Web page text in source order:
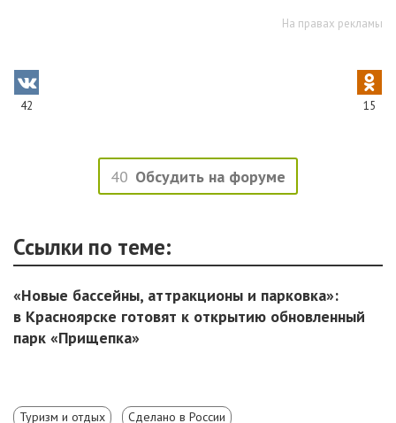
На правах рекламы
42 15
40 Обсудить на форуме
Ссылки по теме:
«Новые бассейны, аттракционы и парковка»:
в Красноярске готовят к открытию обновленный
парк «Прищепка»
Туризм и отдых Сделано в России